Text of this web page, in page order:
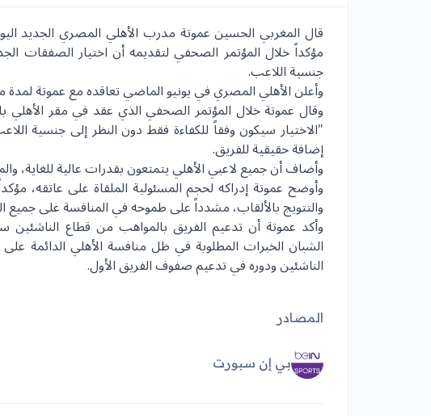
قال المغربي الحسين عموتة مدرب الأهلي المصري الجديد
مؤكداً خلال المؤتمر الصحفي لتقديمه أن اختيار الصفقات
جنسية اللاعب.
وأعلنالأهلي المصريفي يونيو الماضي تعاقده مع عموتة
وقال عموتة خلال المؤتمر الصحفي الذي عقد في مقر الأهلي
"الاختيار سيكون وفقاً للكفاءة فقط دون النظر إلى
إضافة حقيقية للفريق.
وأضاف أن جميع لاعبي الأهلي يتمتعون بقدرات عالية للغاية،
وأوضح عموتة إدراكه لحجم المسئولية الملقاة على عاتقه،
والتتويج بالألقاب، مشدداً على طموحه في المنافسة على جميع
وأكد عموتة أن تدعيم الفريق بالمواهب من قطاع الناشئين
الشبان الخبرات المطلوبة في ظل منافسة الأهلي الدائمة
الناشئين ودوره في تدعيم صفوف الفريق الأول.
المصادر
بي إن سبورت